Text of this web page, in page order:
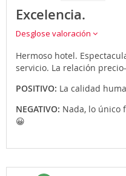
Excelencia.
Desglose valoración
Hermoso hotel.
servicio. La relación
POSITIVO: La calidad
NEGATIVO: Nada, lo único
😀